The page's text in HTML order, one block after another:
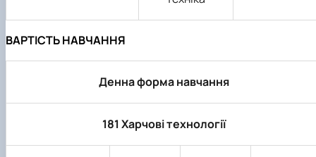
ВАРТІСТЬ НАВЧАННЯ
Денна форма навчання
181 Харчові технології